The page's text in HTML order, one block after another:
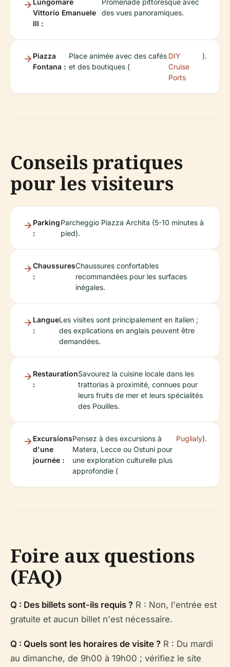
Lungomare
Vittorio Emanuele
III :
Promenade pittoresque avec
des vues panoramiques.
Piazza
Fontana :
Place animée avec des cafés
et des boutiques (
DIY
Cruise
Ports
).
Conseils pratiques
pour les visiteurs
Parking
:
Parcheggio Piazza Archita (5-10 minutes à
pied).
Chaussures
:
Chaussures confortables
recommandées pour les surfaces
inégales.
Langue
:
Les visites sont principalement en italien ;
des explications en anglais peuvent être
demandées.
Restauration
:
Savourez la cuisine locale dans les
trattorias à proximité, connues pour
leurs fruits de mer et leurs spécialités
des Pouilles.
Excursions
d'une
journée :
Pensez à des excursions à
Matera, Lecce ou Ostuni pour
une exploration culturelle plus
approfondie (
Puglialy).
Foire aux questions
(FAQ)
Q : Des billets sont-ils requis ? R : Non, l'entrée est
gratuite et aucun billet n'est nécessaire.
Q : Quels sont les horaires de visite ? R : Du mardi
au dimanche, de 9h00 à 19h00 ; vérifiez le site